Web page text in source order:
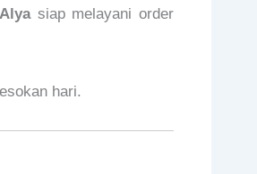
siap melayani order
hari.